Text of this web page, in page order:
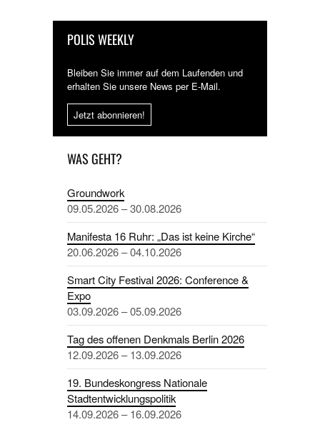
POLIS WEEKLY
Bleiben Sie immer auf dem Laufenden und
erhalten Sie unsere News per E-Mail.
Jetzt abonnieren!
WAS GEHT?
Groundwork
09.05.2026 – 30.08.2026
Manifesta 16 Ruhr: „Das ist keine Kirche“
20.06.2026 – 04.10.2026
Smart City Festival 2026: Conference &
Expo
03.09.2026 – 05.09.2026
Tag des offenen Denkmals Berlin 2026
12.09.2026 – 13.09.2026
19. Bundeskongress Nationale
Stadtentwicklungspolitik
14.09.2026 – 16.09.2026